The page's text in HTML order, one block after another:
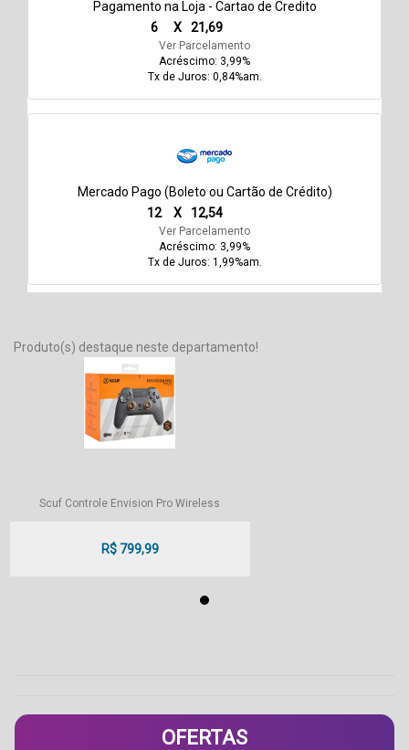
Pagamento na Loja - Cartao de Credito
6
X 21,69
Ver Parcelamento
Acréscimo: 3,99%
Tx de Juros: 0,84%am.
Mercado Pago (Boleto ou Cartão de Crédito)
12
X 12,54
Ver Parcelamento
Acréscimo: 3,99%
Tx de Juros: 1,99%am.
Produto(s) destaque neste departamento!
Scuf Controle Envision Pro Wireless
R$ 799,99
OFERTAS